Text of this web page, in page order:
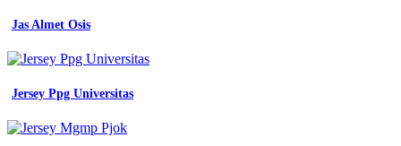
Jas Almet Osis
Jersey Ppg Universitas